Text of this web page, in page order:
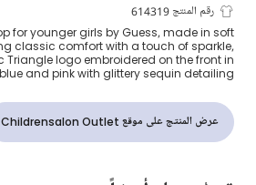
توب قطن بشعار مرصع بالترتر
للبنات
رقم المنتج 614319
for younger girls by Guess, made in soft
classic comfort with a touch of sparkle,
logo embroidered on the front in
and pink with glittery sequin detailing.
عرض المنتج على موقع Childrensalon Outlet